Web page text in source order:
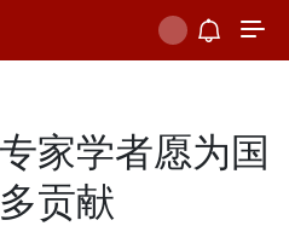
家学者愿为国
贡献